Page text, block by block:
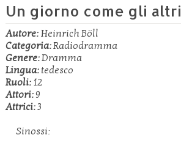
Un giorno come gli altri
Autore:Heinrich Böll
Categoria:Radiodramma
Genere:Dramma
Lingua:tedesco
Ruoli:12
Attori:9
Attrici:3
Sinossi: